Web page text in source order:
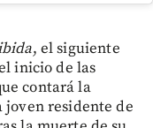
, el siguiente
inicio de las
contará la
joven residente de